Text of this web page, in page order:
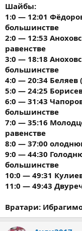
Шайбы:
1:0 — 12:01
большинстве
2:0 — 12:53
равенстве
3:0 — 18:18
большинстве
4:0 — 20:34 Беляев
5:0 — 24:25
6:0 — 31:43
большинстве
7:0 — 35:16
равенстве
8:0 — 37:00
9:0 — 44:30
большинстве
10:0 — 49:31
11:0 — 49:43
Вратари: